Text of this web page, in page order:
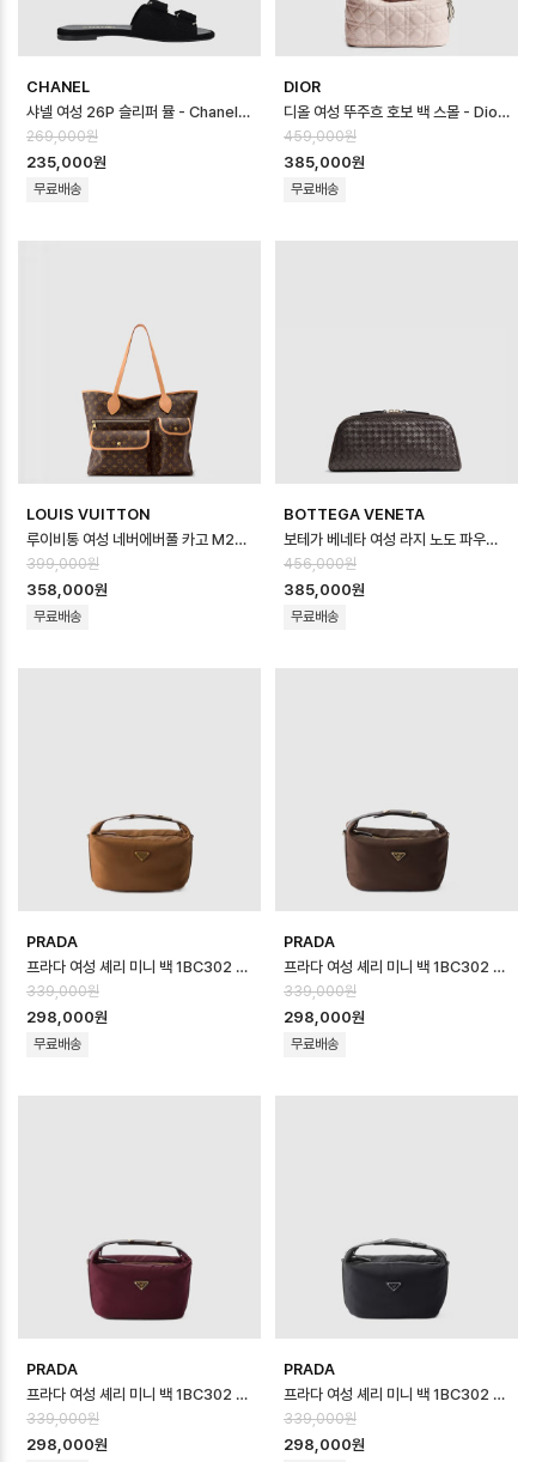
CHANEL
샤넬 여성 26P 슬리퍼 뮬 - Chanel Womens 26P Slipper Mule -…
269,000원
235,000원
무료배송
DIOR
디올 여성 뚜주흐 호보 백 스몰 - Dior Womens Toujours Hobo Bag …
459,000원
385,000원
무료배송
LOUIS VUITTON
루이비통 여성 네버에버풀 카고 M2A617 - Louis vuitton Womens Nev…
399,000원
358,000원
무료배송
BOTTEGA VENETA
보테가 베네타 여성 라지 노도 파우치 - Bottega veneta Womens Large…
456,000원
385,000원
무료배송
PRADA
프라다 여성 셰리 미니 백 1BC302 - Prada Womens Cherie Mini B…
339,000원
298,000원
무료배송
PRADA
프라다 여성 셰리 미니 백 1BC302 - Prada Womens Cherie Mini B…
339,000원
298,000원
무료배송
PRADA
프라다 여성 셰리 미니 백 1BC302 - Prada Womens Cherie Mini B…
339,000원
298,000원
PRADA
프라다 여성 셰리 미니 백 1BC302 - Prada Womens Cherie Mini B…
339,000원
298,000원